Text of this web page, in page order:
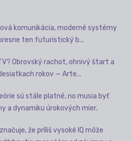
komunikácia, moderné systémy
ten futuristický b...
Obrovský rachot, ohnivý štart a
rokov — Arte...
sú stále platné, no musia byť
a dynamiku úrokových mier.
že príliš vysoké IQ môže